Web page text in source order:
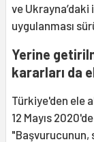
ve Ukrayna’daki
uygulanması
Yerine
kararları da
Türkiye'den ele
12 Mayıs 2020'de
"Başvurucunun,